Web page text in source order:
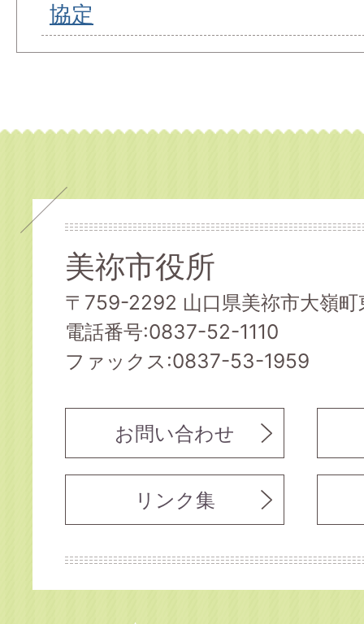
協定
美祢市役所
〒759-2292 山口県美祢市大嶺
電話番号:0837-52-1110
ファックス:0837-53-1959
お問い合わせ
リンク集